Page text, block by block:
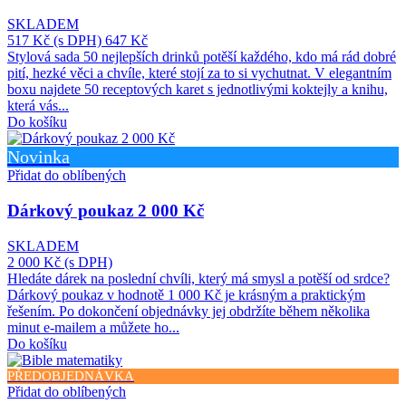
SKLADEM
517 Kč (s DPH) 647 Kč
Stylová sada 50 nejlepších drinků potěší každého, kdo má rád dobré
pití, hezké věci a chvíle, které stojí za to si vychutnat. V elegantním
boxu najdete 50 receptových karet s jednotlivými koktejly a knihu,
která vás...
Do košíku
Novinka
Přidat do oblíbených
Dárkový poukaz 2 000 Kč
SKLADEM
2 000 Kč (s DPH)
Hledáte dárek na poslední chvíli, který má smysl a potěší od srdce?
Dárkový poukaz v hodnotě 1 000 Kč je krásným a praktickým
řešením. Po dokončení objednávky jej obdržíte během několika
minut e-mailem a můžete ho...
Do košíku
PŘEDOBJEDNÁVKA
Přidat do oblíbených